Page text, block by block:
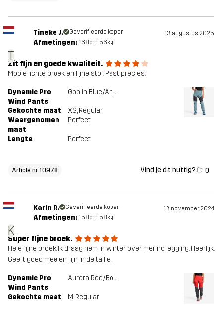
T
Tineke J. Geverifieerde koper 13 augustus 2025
Afmetingen: 168cm, 56kg
Zit fijn en goede kwaliteit.
Mooie lichte broek en fijne stof. Past precies.
Dynamic Pro
Wind Pants
Goblin Blue/Anthracite
Gekochte maat XS, Regular
Waargenomen
maat
Perfect
Lengte Perfect
Article nr 10978 Vind je dit nuttig? 0
K
Karin R. Geverifieerde koper 13 november 2024
Afmetingen: 158cm, 58kg
Super fijne broek.
Hele fijne broek. Ik draag hem in winter over merino legging. Heerlijk.
Geeft goed mee en fijn in de taille.
Dynamic Pro
Wind Pants
Aurora Red/Bossa Nova
Gekochte maat M, Regular